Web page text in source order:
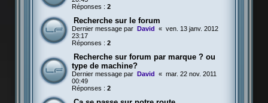
Réponses : 2
Recherche sur le forum
Dernier message par David « ven. 13 janv. 2012
23:17
Réponses : 2
Recherche sur forum par marque ? ou
type de machine?
Dernier message par David « mar. 22 nov. 2011
00:49
Réponses : 2